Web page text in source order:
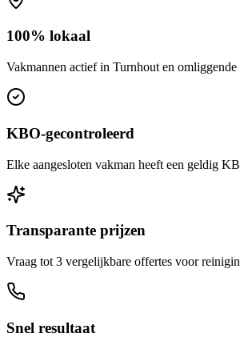
100% lokaal
Vakmannen actief in Turnhout en
KBO-gecontroleerd
Elke aangesloten vakman heeft een geldig
Transparante prijzen
Vraag tot 3 vergelijkbare offertes voor
Snel resultaat